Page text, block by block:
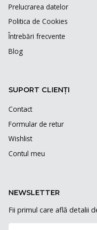
Prelucrarea datelor
Politica de Cookies
Întrebări frecvente
Blog
SUPORT CLIENȚI
Contact
Formular de retur
Wishlist
Contul meu
NEWSLETTER
Fii primul care află detalii